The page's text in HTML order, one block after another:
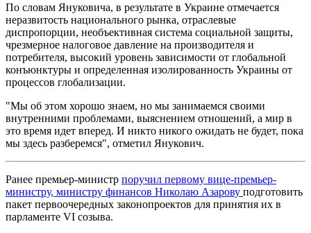
По словам Януковича, в результате в Украине отмечается
неразвитость национального рынка, отраслевые
диспропорции, необъективная система социальной защиты,
чрезмерное налоговое давление на производителя и
потребителя, высокий уровень зависимости от глобальной
конъюнктуры и определенная изолированность Украины от
процессов глобализации.
"Мы об этом хорошо знаем, но мы занимаемся своими
внутренними проблемами, выяснением отношений, а мир в
это время идет вперед. И никто никого ожидать не будет, пока
мы здесь разберемся", отметил Янукович.
Ранее премьер-министр поручил первому вице-премьер-
министру, министру финансов Николаю Азарову подготовить
пакет первоочередных законопроектов для принятия их в
парламенте VI созыва.